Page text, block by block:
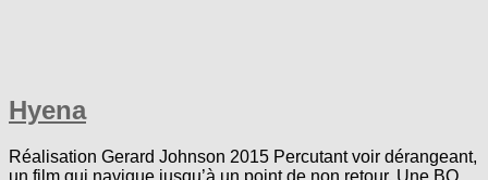
Hyena
Réalisation Gerard Johnson 2015 Percutant voir dérangeant,
un film qui navigue jusqu’à un point de non retour. Une BO